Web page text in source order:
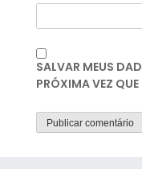
SALVAR MEUS
PRÓXIMA VEZ